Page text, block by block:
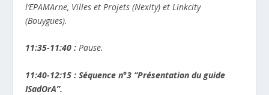
l’EPAMArne, Villes et Projets (Nexity) et Linkcity
(Bouygues).
11:35-11:40 :Pause.
11:40-12:15 : Séquence n°3 “Présentation du guide
ISadOrA”.